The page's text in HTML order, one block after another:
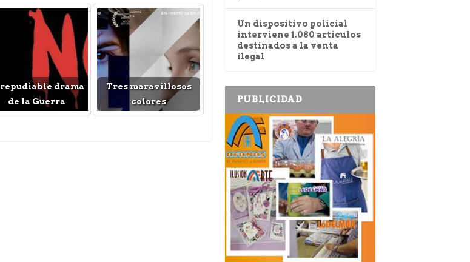
repudiable drama
de la Guerra
Tres maravillosos
colores
Un dispositivo policial
interviene 1.080 artículos
destinados a la venta
ilegal
PUBLICIDAD